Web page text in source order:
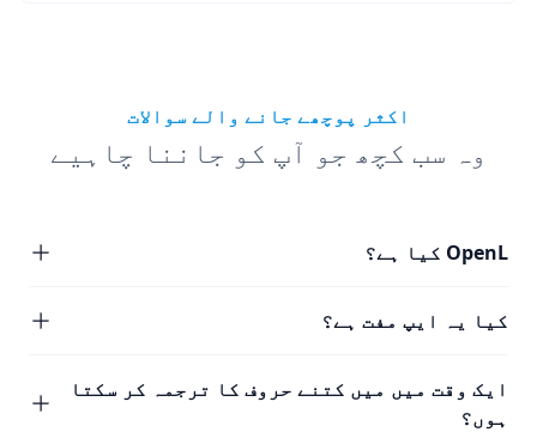
اکثر پوچھے جانے والے سوالات
وہ سب کچھ جو آپ کو جاننا چاہیے
OpenL کیا ہے؟
کیا یہ ایپ مفت ہے؟
ایک وقت میں میں کتنے حروف کا ترجمہ کر سکتا
ہوں؟